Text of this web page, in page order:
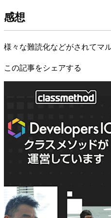
感想
様々な難読化などがされてマ
この記事をシェアする